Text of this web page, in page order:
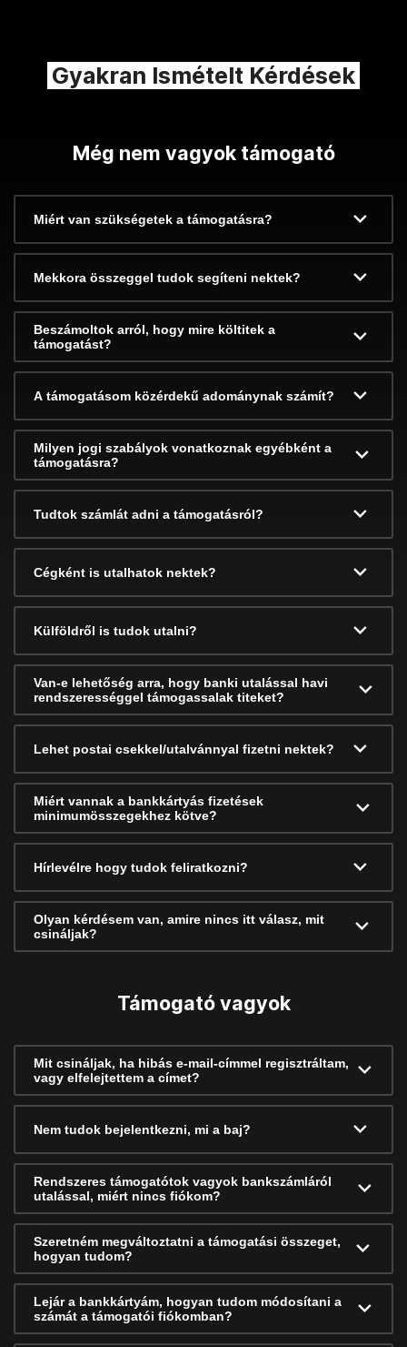
Gyakran Ismételt Kérdések
Még nem vagyok támogató
Miért van szükségetek a támogatásra?
Mekkora összeggel tudok segíteni nektek?
Beszámoltok arról, hogy mire költitek a
támogatást?
A támogatásom közérdekű adománynak számít?
Milyen jogi szabályok vonatkoznak egyébként a
támogatásra?
Tudtok számlát adni a támogatásról?
Cégként is utalhatok nektek?
Külföldről is tudok utalni?
Van-e lehetőség arra, hogy banki utalással havi
rendszerességgel támogassalak titeket?
Lehet postai csekkel/utalvánnyal fizetni nektek?
Miért vannak a bankkártyás fizetések
minimumösszegekhez kötve?
Hírlevélre hogy tudok feliratkozni?
Olyan kérdésem van, amire nincs itt válasz, mit
csináljak?
Támogató vagyok
Mit csináljak, ha hibás e-mail-címmel regisztráltam,
vagy elfelejtettem a címet?
Nem tudok bejelentkezni, mi a baj?
Rendszeres támogatótok vagyok bankszámláról
utalással, miért nincs fiókom?
Szeretném megváltoztatni a támogatási összeget,
hogyan tudom?
Lejár a bankkártyám, hogyan tudom módosítani a
számát a támogatói fiókomban?